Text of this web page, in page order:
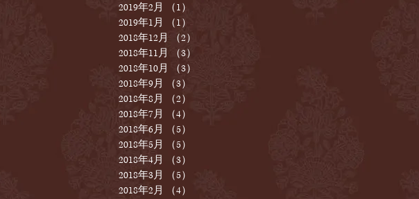
2019年2月
（1）
2019年1月
（1）
2018年12月
（2）
2018年11月
（3）
2018年10月
（3）
3件の記事
2018年9月
（3）
2018年8月
（2）
2件の記事
2018年7月
（4）
2018年6月
（5）
2018年5月
（5）
2018年4月
（3）
2018年3月
（5）
2018年2月
（4）